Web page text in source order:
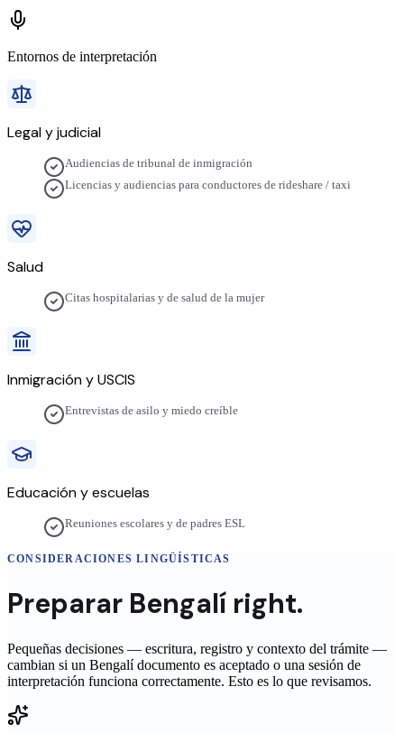
Entornos de interpretación
Legal y judicial
Audiencias de tribunal de inmigración
Licencias y audiencias para conductores de rideshare / taxi
Salud
Citas hospitalarias y de salud de la mujer
Inmigración y USCIS
Entrevistas de asilo y miedo creíble
Educación y escuelas
Reuniones escolares y de padres ESL
CONSIDERACIONES LINGÜÍSTICAS
Preparar Bengalí right.
Pequeñas decisiones — escritura, registro y contexto del trámite —
cambian si un Bengalídocumento es aceptado o una sesión de
interpretación funciona correctamente. Esto es lo que revisamos.